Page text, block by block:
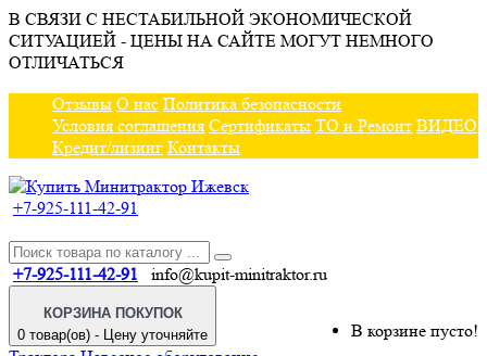
В СВЯЗИ С НЕСТАБИЛЬНОЙ ЭКОНОМИЧЕСКОЙ
СИТУАЦИЕЙ - ЦЕНЫ НА САЙТЕ МОГУТ НЕМНОГО
ОТЛИЧАТЬСЯ
Отзывы О нас Политика безопасности
Условия соглашения Сертификаты ТО и Ремонт ВИДЕО
Кредит/лизинг Контакты
+7-925-111-42-91
+7-925-111-42-91 info@kupit-minitraktor.ru
КОРЗИНА ПОКУПОК
0 товар(ов) - Цену уточняйте
В корзине пусто!